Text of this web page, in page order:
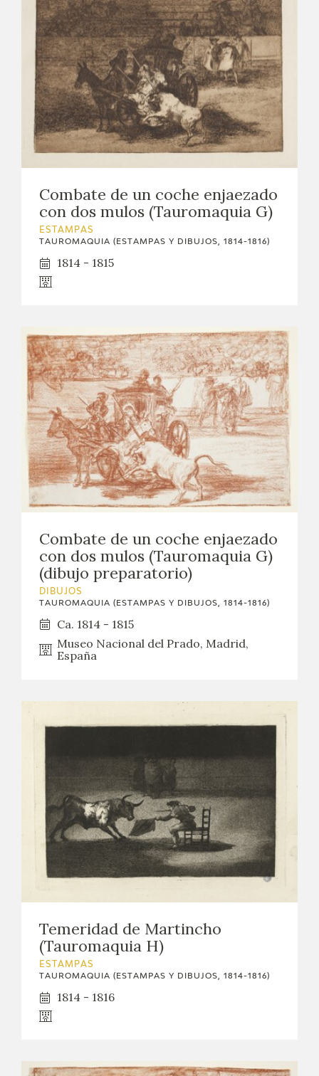
PUBLICACIONES
TIENDA
TIENDA ONLINE
EDUCA
RECURSOS EDUCATIVOS
FICHAS ARASAAC
Combate de un coche enjaezado
con dos mulos (Tauromaquia G)
ESTAMPAS
TAUROMAQUIA (ESTAMPAS Y DIBUJOS, 1814-1816)
1814 - 1815
Combate de un coche enjaezado
con dos mulos (Tauromaquia G)
(dibujo preparatorio)
DIBUJOS
TAUROMAQUIA (ESTAMPAS Y DIBUJOS, 1814-1816)
Ca. 1814 - 1815
Museo Nacional del Prado, Madrid,
España
Temeridad de Martincho
(Tauromaquia H)
ESTAMPAS
TAUROMAQUIA (ESTAMPAS Y DIBUJOS, 1814-1816)
1814 - 1816